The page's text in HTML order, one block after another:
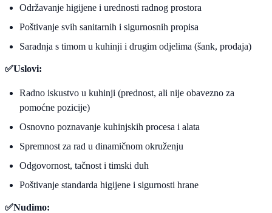
Održavanje higijene i urednosti radnog prostora
Poštivanje svih sanitarnih i sigurnosnih propisa
Saradnja s timom u kuhinji i drugim odjelima (šank, prodaja)
✅Uslovi:
Radno iskustvo u kuhinji (prednost, ali nije obavezno za
pomoćne pozicije)
Osnovno poznavanje kuhinjskih procesa i alata
Spremnost za rad u dinamičnom okruženju
Odgovornost, tačnost i timski duh
Poštivanje standarda higijene i sigurnosti hrane
✅Nudimo: